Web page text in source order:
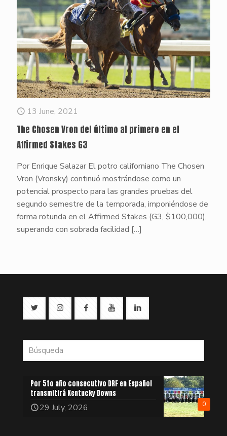
13 June, 2021
The Chosen Vron del último al primero en el
Affirmed Stakes G3
Por Enrique Salazar El potro californiano The Chosen
Vron (Vronsky) continuó mostrándose como un
potencial prospecto para las grandes pruebas del
segundo semestre de la temporada, imponiéndose de
forma rotunda en el Affirmed Stakes (G3, $100,000),
superando con sobrada facilidad […]
0
Por 5to año consecutivo DRF en Español
transmitirá Kentucky Downs
29 July, 2026